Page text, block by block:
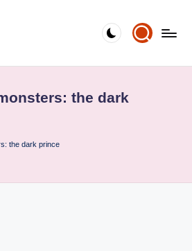
the dark
the dark prince